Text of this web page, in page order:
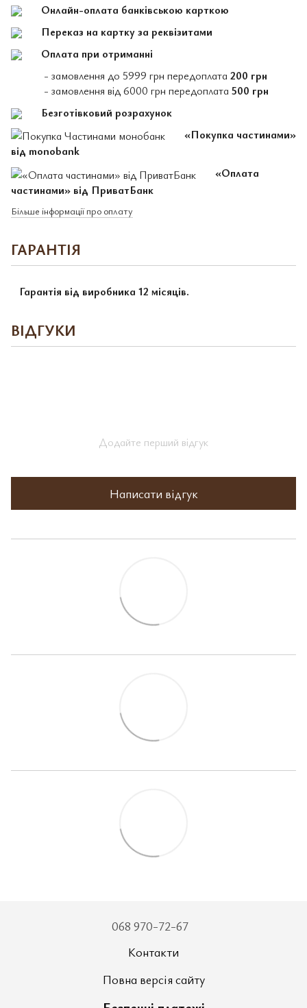
Онлайн-оплата банківською карткою
Переказ на картку за реквізитами
Оплата при отриманні
- замовлення до 5999 грн передоплата 200 грн
- замовлення від 6000 грн передоплата 500 грн
Безготівковий розрахунок
«Покупка частинами»
від monobank
«Оплата
частинами» від ПриватБанк
Більше інформації про оплату
ГАРАНТІЯ
Гарантія від виробника 12 місяців.
ВІДГУКИ
Додайте перший відгук
Написати відгук
068 970-72-67
Контакти
Повна версія сайту